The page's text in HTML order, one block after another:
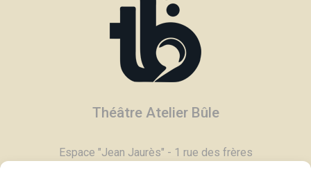
Théâtre Atelier Bûle
Espace "Jean Jaurès" - 1 rue des frères